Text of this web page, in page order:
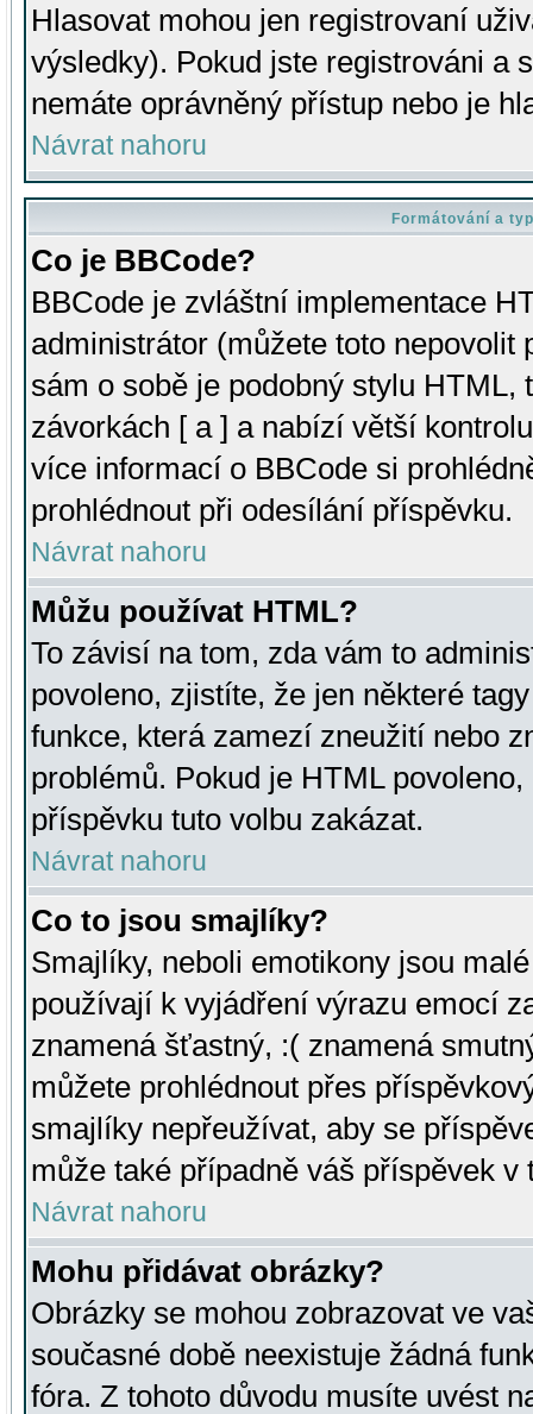
Hlasovat mohou jen registrovaní
výsledky). Pokud jste registrováni a
nemáte oprávněný přístup nebo je
Návrat nahoru
Formátování a
Co je BBCode?
BBCode je zvláštní implementace
administrátor (můžete toto
sám o sobě je podobný stylu HTML,
závorkách [ a ] a nabízí větší
více informací o BBCode si
prohlédnout při odesílání příspěvku.
Návrat nahoru
Můžu používat HTML?
To závisí na tom, zda vám to
povoleno, zjistíte, že jen některé
funkce, která zamezí zneužití nebo
problémů. Pokud je HTML
příspěvku tuto volbu zakázat.
Návrat nahoru
Co to jsou smajlíky?
Smajlíky, neboli emotikony jsou
používají k vyjádření výrazu emocí
znamená šťastný, :( znamená
můžete prohlédnout přes
smajlíky nepřeužívat, aby se
může také případně váš příspěvek v
Návrat nahoru
Mohu přidávat obrázky?
Obrázky se mohou zobrazovat ve
současné době neexistuje žádná
fóra. Z tohoto důvodu musíte uvést